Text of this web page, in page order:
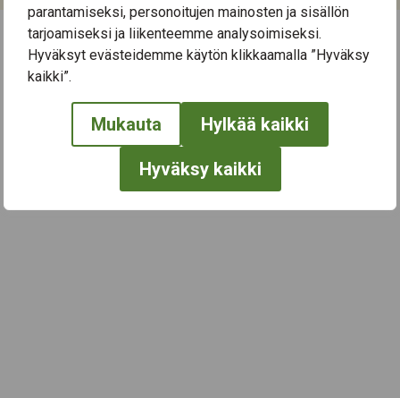
parantamiseksi, personoitujen mainosten ja sisällön
tarjoamiseksi ja liikenteemme analysoimiseksi.
Hyväksyt evästeidemme käytön klikkaamalla ”Hyväksy
kaikki”.
Mukauta Hylkää kaikki
Hyväksy kaikki
← Näytä kaikki tapahtumat